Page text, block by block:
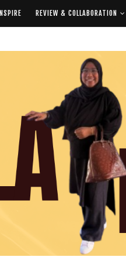
INSPIRE REVIEW & COLLABORATION